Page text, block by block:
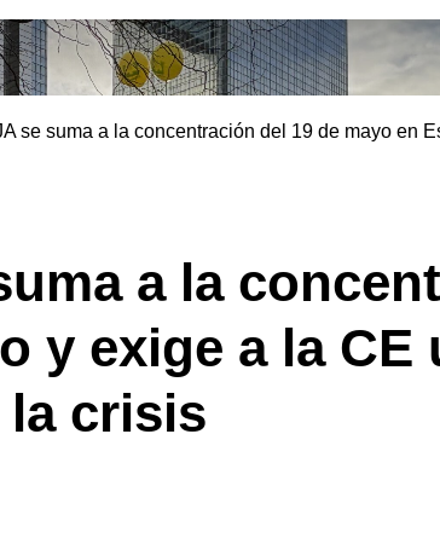
se suma a la concentración del 19 de mayo en
a la
y exige a la
la crisis